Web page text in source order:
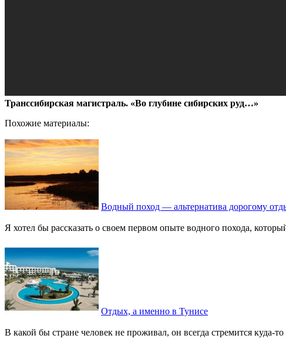
Транссибирская магистраль. «Во глубине сибирских руд…»
Похожие материалы:
Водный поход — альтернатива дорогому
Я хотел бы рассказать о своем первом опыте водного похода,
Отдых, а именно в Тунисе
В какой бы стране человек не проживал, он всегда стремится куда-